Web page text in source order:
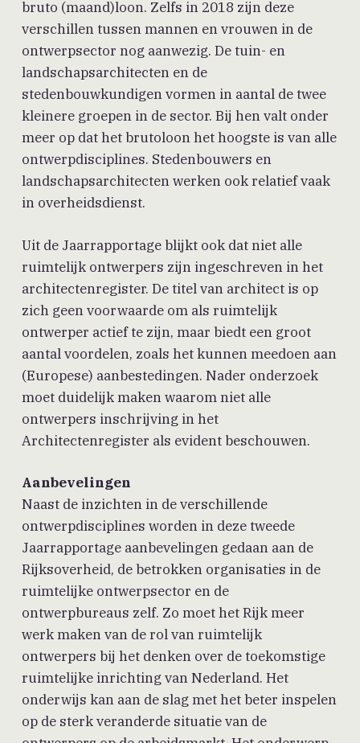
bruto (maand)loon. Zelfs in 2018 zijn deze
verschillen tussen mannen en vrouwen in de
ontwerpsector nog aanwezig. De tuin- en
landschapsarchitecten en de
stedenbouwkundigen vormen in aantal de twee
kleinere groepen in de sector. Bij hen valt onder
meer op dat het brutoloon het hoogste is van alle
ontwerpdisciplines. Stedenbouwers en
landschapsarchitecten werken ook relatief vaak
in overheidsdienst.
Uit de Jaarrapportage blijkt ook dat niet alle
ruimtelijk ontwerpers zijn ingeschreven in het
architectenregister. De titel van architect is op
zich geen voorwaarde om als ruimtelijk
ontwerper actief te zijn, maar biedt een groot
aantal voordelen, zoals het kunnen meedoen aan
(Europese) aanbestedingen. Nader onderzoek
moet duidelijk maken waarom niet alle
ontwerpers inschrijving in het
Architectenregister als evident beschouwen.
Aanbevelingen
Naast de inzichten in de verschillende
ontwerpdisciplines worden in deze tweede
Jaarrapportage aanbevelingen gedaan aan de
Rijksoverheid, de betrokken organisaties in de
ruimtelijke ontwerpsector en de
ontwerpbureaus zelf. Zo moet het Rijk meer
werk maken van de rol van ruimtelijk
ontwerpers bij het denken over de toekomstige
ruimtelijke inrichting van Nederland. Het
onderwijs kan aan de slag met het beter inspelen
op de sterk veranderde situatie van de